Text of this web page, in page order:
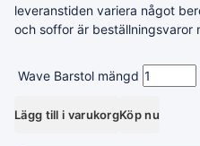
leveranstiden variera något
och soffor är beställningsvaror
Wave Barstol mängd
Lägg till i varukorgKöp nu